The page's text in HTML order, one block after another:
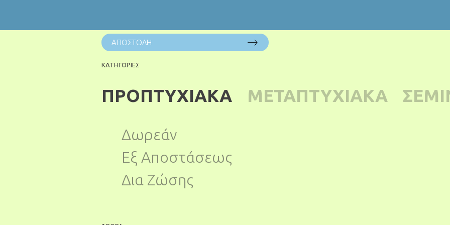
ΚΑΤΗΓΟΡΙΕΣ
ΠΡΟΠΤΥΧΙΑΚΑ ΜΕΤΑΠΤΥΧΙΑΚΑ
Δωρεάν
Εξ Αποστάσεως
Δια Ζώσης